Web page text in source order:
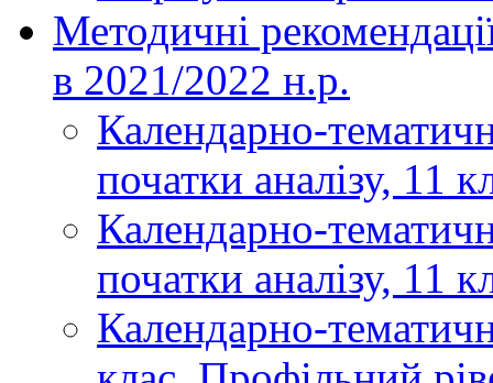
Методичні
в 2021/2022 н.р.
Календарно-
початки аналізу, 11
Календарно-
початки аналізу, 11
Календарно-